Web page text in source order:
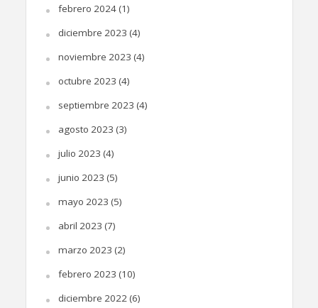
febrero 2024(1)
diciembre 2023 (4)
noviembre 2023 (4)
octubre 2023 (4)
septiembre 2023 (4)
agosto 2023 (3)
julio 2023 (4)
junio 2023 (5)
mayo 2023 (5)
abril 2023 (7)
marzo 2023 (2)
febrero 2023 (10)
diciembre 2022(6)